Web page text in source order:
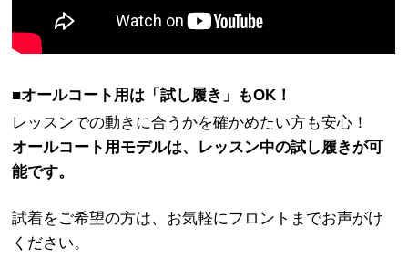
■オールコート用は「試し履き」もOK！
レッスンでの動きに合うかを確かめたい方も安心！
オールコート用モデルは、レッスン中の試し履きが可
能です。
試着をご希望の方は、お気軽にフロントまでお声がけ
ください。